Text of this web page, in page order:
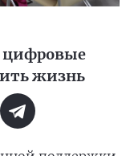
цифровые
жизнь